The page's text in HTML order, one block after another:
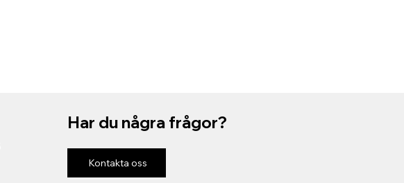
Har du några frågor?
Kontakta oss